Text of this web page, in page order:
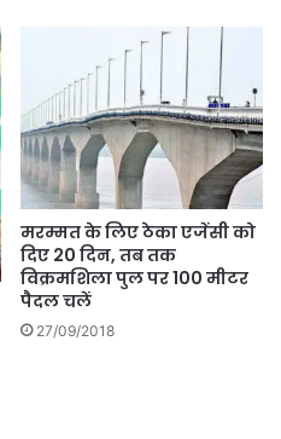
मरम्मत के लिए ठेका एजेंसी को
दिए 20 दिन, तब तक
विक्रमशिला पुल पर 100 मीटर
पैदल चलें
27/09/2018